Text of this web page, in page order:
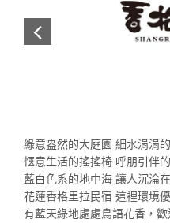
綠意盎然的大庭園 細水涓涓
愜意生活的搖搖椅 呼朋引伴
藍白色系的地中海 讓人沉淪
花蓮香格里拉民宿 這裡環境
有藍天綠地處處鳥語花香，